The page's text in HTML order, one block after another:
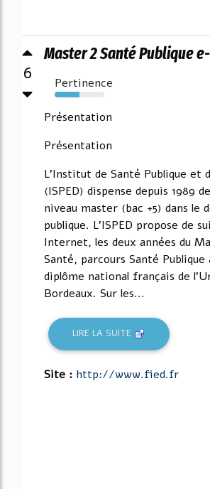
6
Master 2 Santé Publique
Pertinence
50%
Présentation
Présentation
L'Institut de Santé Publique et
(ISPED) dispense depuis 1989
niveau master (bac +5) dans le
publique. L'ISPED propose de
Internet, les deux années du
Santé, parcours Santé
diplôme national français de
Bordeaux. Sur les...
LIRE LA SUITE
Site : http://www.fied.fr